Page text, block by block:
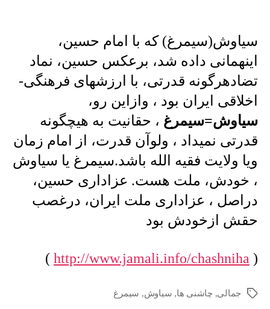
امام
حسین،
داده
شد
سیاوش(سیمرغ) که با امام حسین،
اینهمانی داده شد، برعکس حسین، نماد
تضادهرگونه قدرتی، با ارزشهای فرهنگی-
اخلاقی ایران بود ، وازاین رو،
سیاوش=سیمرغ ، حقانیت به هیچگونه
قدرتی نمیداد ، ولوآن قدرت، از امام زمان
ویا ولایت فقیه الله باشد.سیمرغ یا سیاوش
، خودش، ملت هست. عزاداری حسین،
دراصل ، عزاداری ملت ایران، درغصب
حقش ازخودش بود
(
http://www.jamali.info/chashniha
)
برچسب‌ها
جمالی, چاشنی ها, سیاوش, سیمرغ